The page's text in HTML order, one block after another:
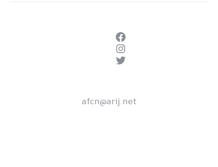
فيسبوك
إنستجرام
تويتر
afcn@arij.net